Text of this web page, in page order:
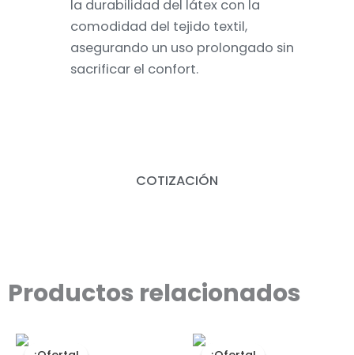
COTIZACIÓN
la durabilidad del látex con la
comodidad del tejido textil,
asegurando un uso prolongado sin
sacrificar el confort.
Productos relacionados